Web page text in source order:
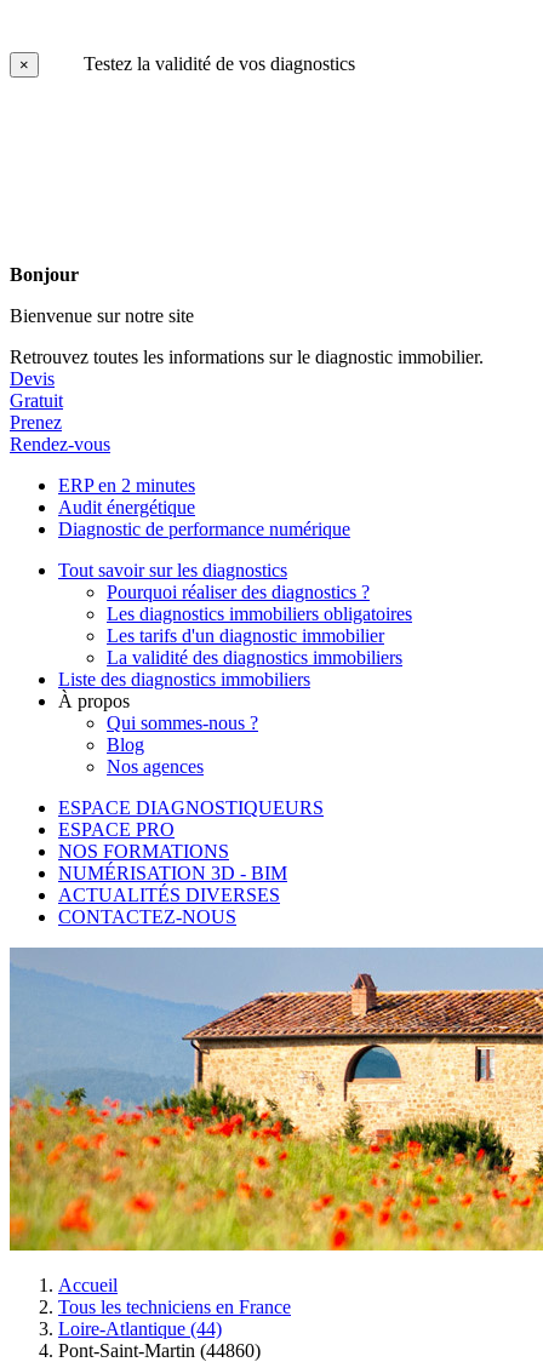
× Testez la validité de vos diagnostics
Bonjour
Bienvenue sur notre site
Retrouvez toutes les informations sur le diagnostic immobilier.
Devis
Gratuit
Prenez
Rendez-vous
ERP en 2 minutes
Audit énergétique
Diagnostic de performance numérique
Tout savoir sur les diagnostics
Pourquoi réaliser des diagnostics ?
Les diagnostics immobiliers obligatoires
Les tarifs d'un diagnostic immobilier
La validité des diagnostics immobiliers
Liste des diagnostics immobiliers
À propos
Qui sommes-nous ?
Blog
Nos agences
ESPACE DIAGNOSTIQUEURS
ESPACE PRO
NOS FORMATIONS
NUMÉRISATION 3D - BIM
ACTUALITÉS DIVERSES
CONTACTEZ-NOUS
Accueil
Tous les techniciens en France
Loire-Atlantique (44)
Pont-Saint-Martin (44860)